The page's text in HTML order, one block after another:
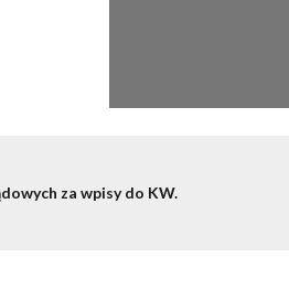
za wpisy do KW.